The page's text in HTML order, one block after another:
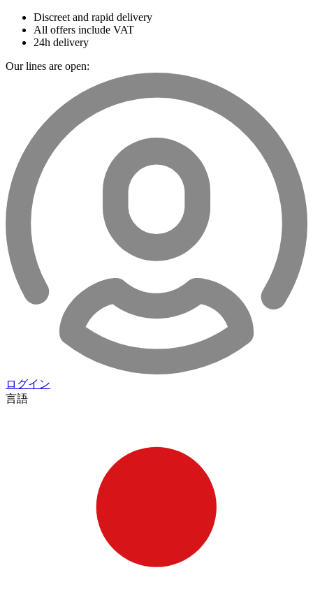
Discreet and rapid delivery
All offers include VAT
24h delivery
Our lines are open:
ログイン
言語